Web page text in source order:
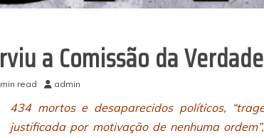
a Comissão da
read admin
434 mortos e desaparecidos políticos,
justificada por motivação de nenhuma